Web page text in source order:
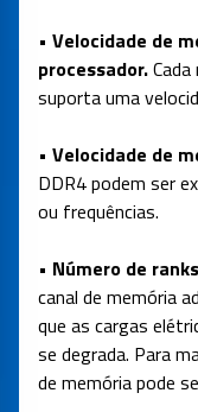
• Velocidade de
processador.
suporta uma
• Velocidade de
DDR4 podem ser
ou frequências.
• Número de
canal de memória
que as cargas
se degrada. Para
de memória pode